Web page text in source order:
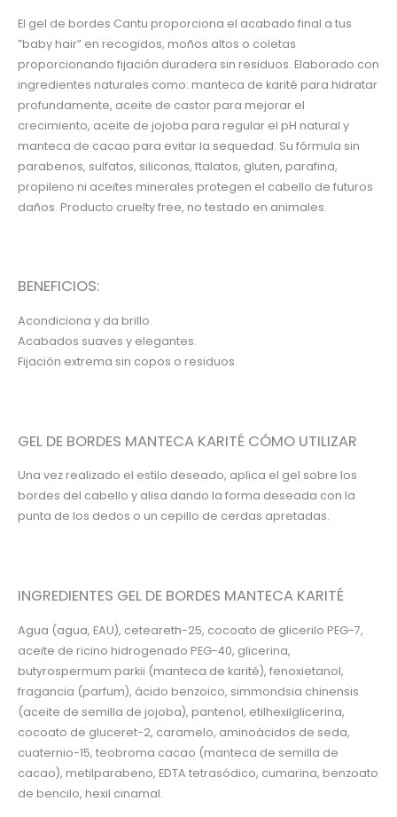
El gel de bordes Cantu proporciona el acabado final a tus
”baby hair” en recogidos, moños altos o coletas
proporcionando fijación duradera sin residuos. Elaborado con
ingredientes naturales como: manteca de karité para hidratar
profundamente, aceite de castor para mejorar el
crecimiento, aceite de jojoba para regular el pH natural y
manteca de cacao para evitar la sequedad. Su fórmula sin
parabenos, sulfatos, siliconas, ftalatos, gluten, parafina,
propileno ni aceites minerales protegen el cabello de futuros
daños. Producto cruelty free, no testado en animales.
BENEFICIOS:
Acondiciona y da brillo.
Acabados suaves y elegantes.
Fijación extrema sin copos o residuos.
GEL DE BORDES MANTECA KARITÉ CÓMO UTILIZAR
Una vez realizado el estilo deseado, aplica el gel sobre los
bordes del cabello y alisa dando la forma deseada con la
punta de los dedos o un cepillo de cerdas apretadas.
INGREDIENTES GEL DE BORDES MANTECA KARITÉ
Agua (agua, EAU), ceteareth-25, cocoato de glicerilo PEG-7,
aceite de ricino hidrogenado PEG-40, glicerina,
butyrospermum parkii (manteca de karité), fenoxietanol,
fragancia (parfum), ácido benzoico, simmondsia chinensis
(aceite de semilla de jojoba), pantenol, etilhexilglicerina,
cocoato de gluceret-2, caramelo, aminoácidos de seda,
cuaternio-15, teobroma cacao (manteca de semilla de
cacao), metilparabeno, EDTA tetrasódico, cumarina, benzoato
de bencilo, hexil cinamal.